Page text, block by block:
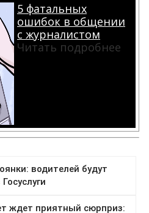
5 фатальных
ошибок в общении
с журналистом
Читать подробнее